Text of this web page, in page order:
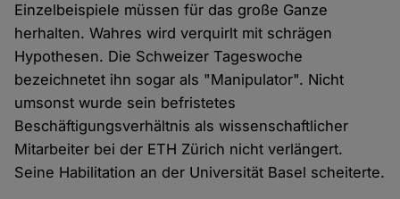
Einzelbeispiele müssen für das große Ganze
herhalten. Wahres wird verquirlt mit schrägen
Hypothesen. Die Schweizer Tageswoche
bezeichnetet ihn sogar als "Manipulator". Nicht
umsonst wurde sein befristetes
Beschäftigungsverhältnis als wissenschaftlicher
Mitarbeiter bei der ETH Zürich nicht verlängert.
Seine Habilitation an der Universität Basel scheiterte.